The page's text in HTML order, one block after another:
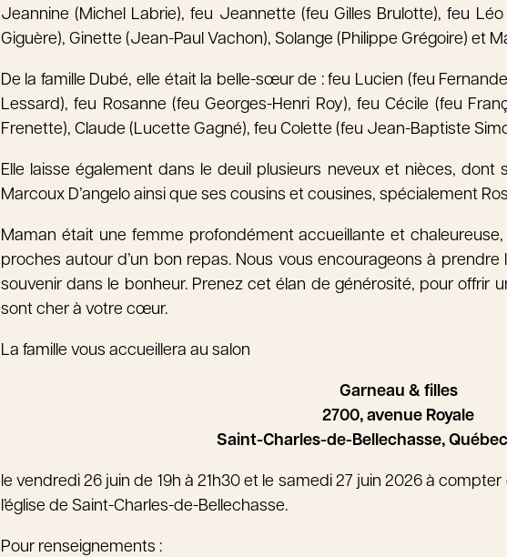
Jeannine (Michel Labrie), feu Jeannette (feu Gilles Brulotte), feu
Giguère), Ginette (Jean-Paul Vachon), Solange (Philippe Grégoire) et
De la famille Dubé, elle était la belle-sœur de : feu Lucien (feu
Lessard), feu Rosanne (feu Georges-Henri Roy), feu Cécile (feu
Frenette), Claude (Lucette Gagné), feu Colette (feu Jean-Baptiste
Elle laisse également dans le deuil plusieurs neveux et nièces, dont
Marcoux D’angelo ainsi que ses cousins et cousines, spécialement
Maman était une femme profondément accueillante et
proches autour d’un bon repas. Nous vous encourageons à prendre
souvenir dans le bonheur. Prenez cet élan de générosité, pour offrir
sont cher à votre cœur.
La famille vous accueillera au salon
Garneau & filles
2700, avenue Royale
Saint-Charles-de-Bellechasse,
le vendredi 26 juin de 19h à 21h30 et le samedi 27 juin 2026 à compter
l’église de Saint-Charles-de-Bellechasse.
Pour renseignements :